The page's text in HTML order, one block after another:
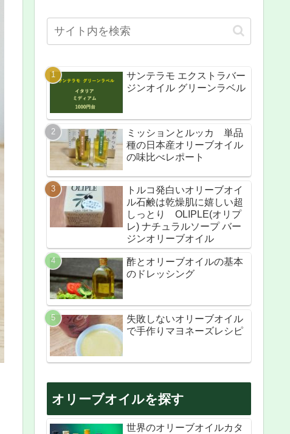
サンテラモ エクストラバー
ジンオイル グリーンラベル
ミッションとルッカ 単品
種の日本産オリーブオイル
の味比べレポート
トルコ発白いオリーブオイ
ル石鹸は乾燥肌に嬉しい超
しっとり OLIPLE(オリプ
レ) ナチュラルソープ バー
ジンオリーブオイル
酢とオリーブオイルの基本
のドレッシング
失敗しないオリーブオイル
で手作りマヨネーズレシピ
オリーブオイルを探す
世界のオリーブオイルカタ